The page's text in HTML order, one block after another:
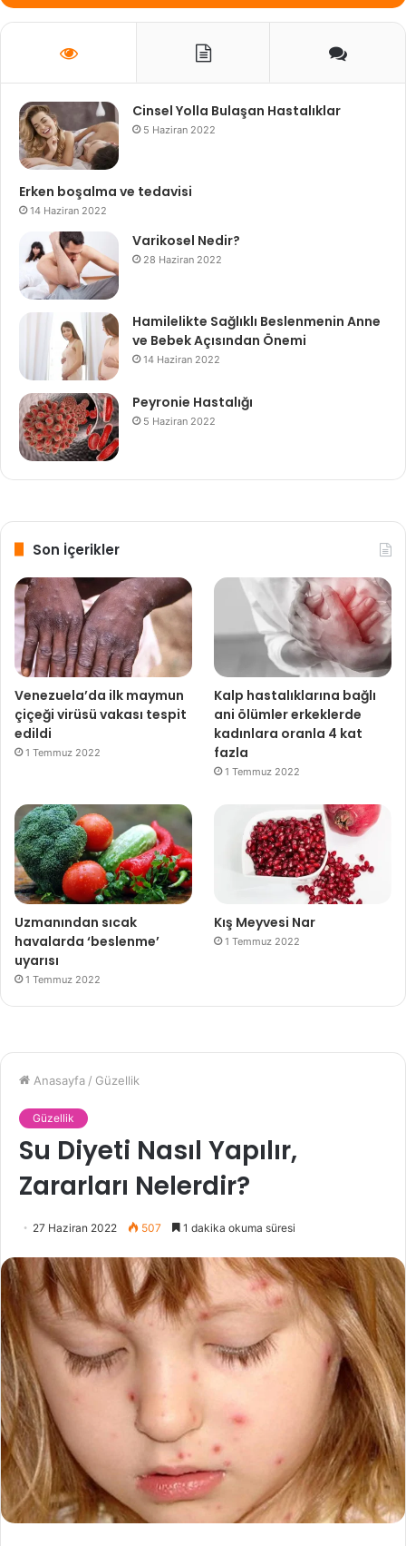
Cinsel Yolla Bulaşan Hastalıklar
5 Haziran 2022
Erken boşalma ve tedavisi
14 Haziran 2022
Varikosel Nedir?
28 Haziran 2022
Hamilelikte Sağlıklı Beslenmenin Anne
ve Bebek Açısından Önemi
14 Haziran 2022
Peyronie Hastalığı
5 Haziran 2022
Son İçerikler
Venezuela’da ilk maymun
çiçeği virüsü vakası tespit
edildi
1 Temmuz 2022
Kalp hastalıklarına bağlı
ani ölümler erkeklerde
kadınlara oranla 4 kat
fazla
1 Temmuz 2022
Uzmanından sıcak
havalarda ‘beslenme’
uyarısı
1 Temmuz 2022
Kış Meyvesi Nar
1 Temmuz 2022